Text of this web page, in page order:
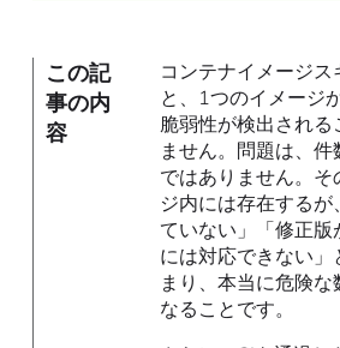
この記
事の内
容
コンテナイメージ
と、1つのイメージ
脆弱性が検出される
ません。問題は、
ではありません。
ジ内には存在する
ていない」「修正
には対応できない
まり、本当に危険な
なることです。